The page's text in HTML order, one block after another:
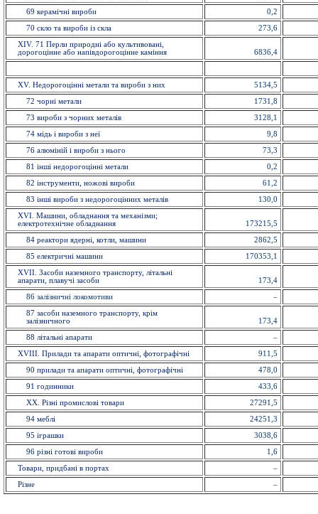
69 керамiчнi вироби 0,2
70 скло та вироби із cкла 273,6
ХІV. 71 Перли природні або культивовані,
дорогоцінне або напівдорогоцінне каміння
6836,4
XV. Недорогоцінні метали та вироби з них 5134,5
72 чорнi метали 1731,8
73 вироби з чорних металiв 3128,1
74 мiдь i вироби з неї 9,8
76 алюмiнiй i вироби з нього 73,3
81 інші недорогоцінні метали 0,2
82 інструменти, ножовi вироби 61,2
83 іншi вироби з недорогоцінних металiв 130,0
XVI. Машини, обладнання та механізми;
електротехнічне обладнання
173215,5
84 реактори ядерні, котли, машини 2862,5
85 електричнi машини 170353,1
XVII. Засоби наземного транспорту, літальні
апарати, плавучі засоби
173,4
86 залізничні локомотиви –
87 засоби наземного транспорту, крім
залізничного
173,4
88 літальні апарати –
XVIII. Прилади та апарати оптичнi, фотографічні 911,5
90 прилади та апарати оптичнi, фотографічні 478,0
91 годинники 433,6
XX. Рiзнi промислові товари 27291,5
94 меблi 24251,3
95 іграшки 3038,6
96 рiзнi готовi вироби 1,6
Товари, придбані в портах –
Різне –